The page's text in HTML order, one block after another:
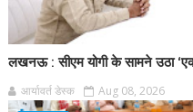
लखनऊ : सीएम योगी के सामने उठा
आर्यावर्त डेस्क Aug 08, 2026